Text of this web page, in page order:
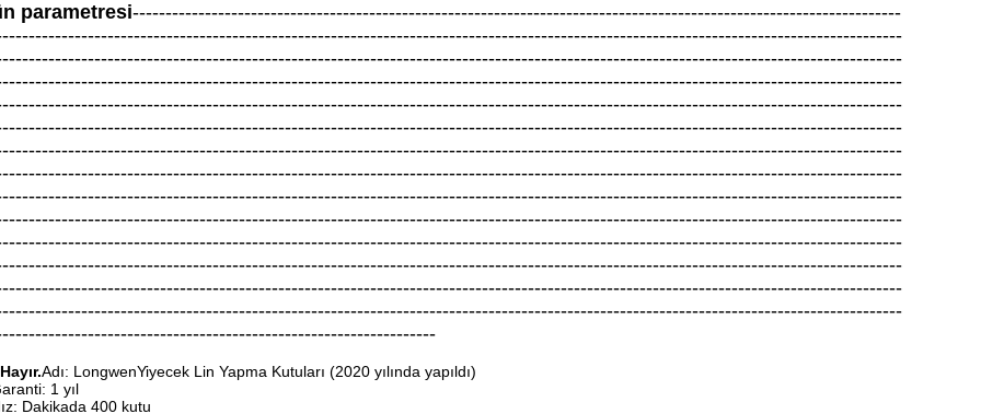
parametresi---------------------------------------------------------------------------------------------------------------------
Adı: LongwenYiyecek Lin Yapma Kutuları (2020 yılında yapıldı)
1 yıl
Dakikada 400 kutu